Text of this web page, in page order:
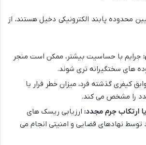
محدوده پابند الکترونیکی دخیل هستند، از
جرایم با حساسیت بیشتر، ممکن است منجر
های سختگیرانه تری شوند.
کیفری گذشته فرد، میزان خطر فرار یا
را مشخص می کند.
ارتکاب جرم مجدد: ارزیابی ریسک های
توسط نهادهای قضایی و امنیتی انجام می